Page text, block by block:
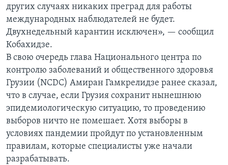
других случаях никаких преград для работы
международных наблюдателей не будет.
Двухнедельный карантин исключен», — сообщил
Кобахидзе.
В свою очередь глава Национального центра по
контролю заболеваний и общественного здоровья
Грузии (NCDC) Амиран Гамкрелидзе ранее сказал,
что в случае, если Грузия сохранит нынешнюю
эпидемиологическую ситуацию, то проведению
выборов ничто не помешает. Хотя выборы в
условиях пандемии пройдут по установленным
правилам, которые специалисты уже начали
разрабатывать.